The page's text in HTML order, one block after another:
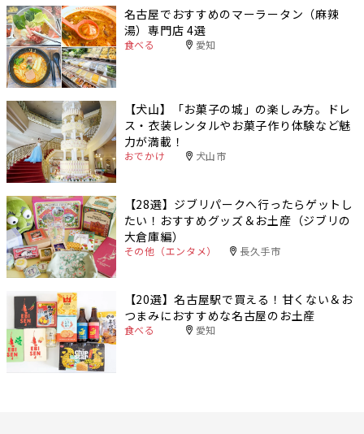
名古屋でおすすめのマーラータン（麻辣
湯）専門店 4選
食べる 愛知
【犬山】「お菓子の城」の楽しみ方。ドレ
ス・衣装レンタルやお菓子作り体験など魅
力が満載！
おでかけ 犬山市
【28選】ジブリパークへ行ったらゲットし
たい！おすすめグッズ＆お土産（ジブリの
大倉庫編）
その他（エンタメ） 長久手市
【20選】名古屋駅で買える！甘くない＆お
つまみにおすすめな名古屋のお土産
食べる 愛知